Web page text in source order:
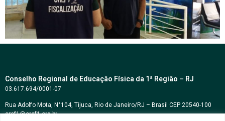
Conselho Regional de Educação Física da 1ª Região – RJ
03.617.694/0001-07
Rua Adolfo Mota, N°104, Tijuca, Rio de Janeiro/RJ – Brasil CEP 20540-100
cref1@cref1.org.br